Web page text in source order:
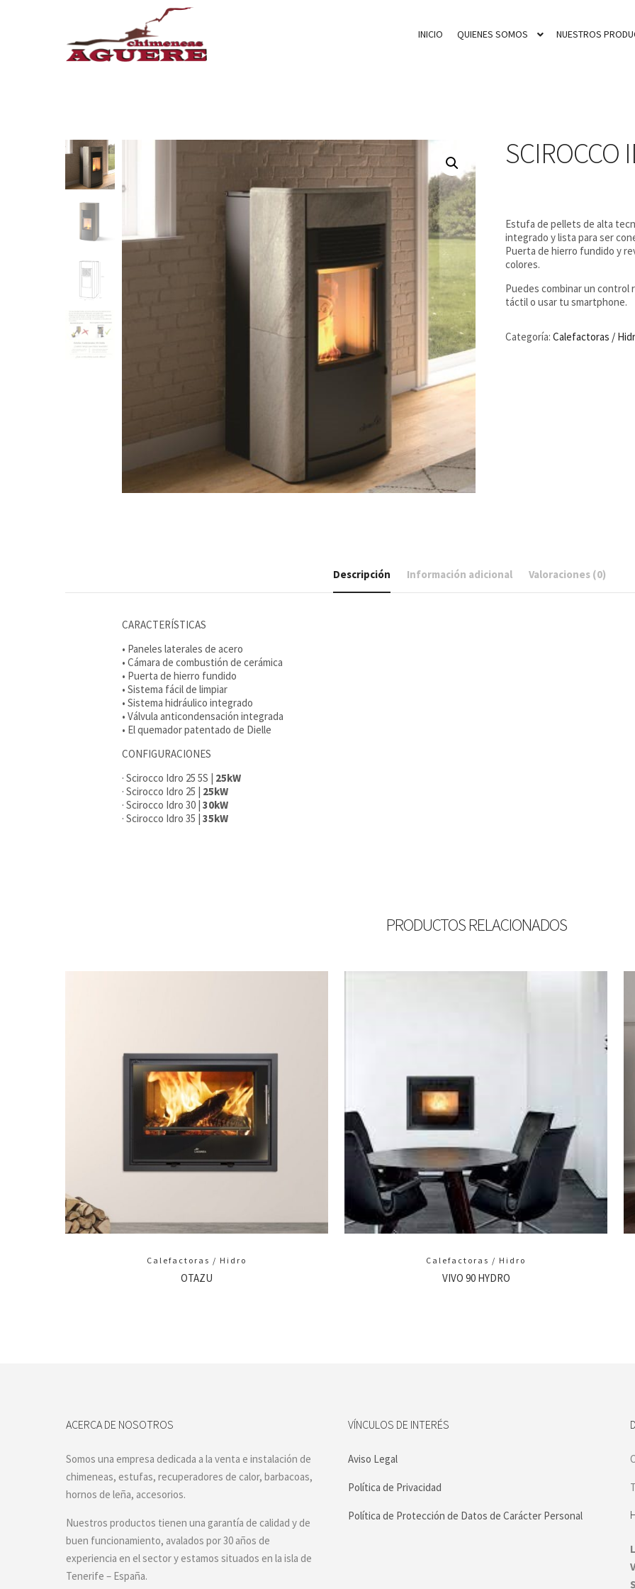
INICIO QUIENES SOMOS NUESTROS
SCIROCCO
Estufa de pellets de alta
integrado y lista para ser
Puerta de hierro fundido y
colores.
Puedes combinar un control
táctil o usar tu smartphone.
Categoría:Calefactoras /
Descripción Información adicional Valoraciones (0)
CARACTERÍSTICAS
• Paneles laterales de acero
• Cámara de combustión de cerámica
• Puerta de hierro fundido
• Sistema fácil de limpiar
• Sistema hidráulico integrado
• Válvula anticondensación integrada
• El quemador patentado de Dielle
CONFIGURACIONES
· Scirocco Idro 25 5S | 25kW
· Scirocco Idro 25 | 25kW
· Scirocco Idro 30 | 30kW
· Scirocco Idro 35 | 35kW
PRODUCTOS RELACIONADOS
Calefactoras / Hidro
OTAZU
Calefactoras / Hidro
VIVO 90 HYDRO
ACERCA DE NOSOTROS
Somos una empresa dedicada a la venta e instalación de
chimeneas, estufas, recuperadores de calor, barbacoas,
hornos de leña, accesorios.
Nuestros productos tienen una garantía de calidad y de
buen funcionamiento, avalados por 30 años de
experiencia en el sector y estamos situados en la isla de
Tenerife – España.
VÍNCULOS DE INTERÉS
Aviso Legal
Política de Privacidad
Política de Protección de Datos de Carácter Personal